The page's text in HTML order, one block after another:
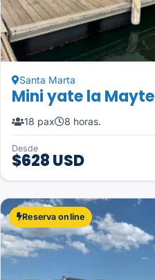
Santa Marta
Mini yate la Mayte
18 pax 8 horas.
Desde
$628 USD
Reserva online